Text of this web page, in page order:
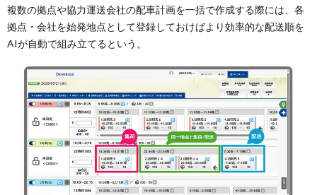
複数の拠点や協力運送会社の配車計画を一括で作成する際には、各
拠点・会社を始発地点として登録しておけばより効率的な配送順を
AIが自動で組み立てるという。